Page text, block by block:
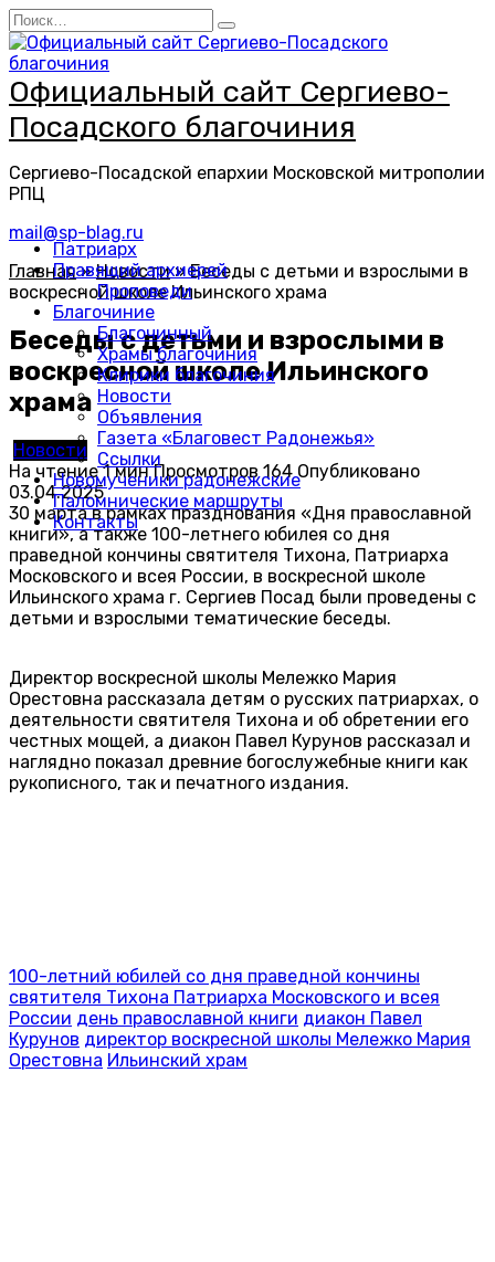
Перейти
к
содержанию
Search
for:
Официальный сайт Сергиево-
Посадского благочиния
Сергиево-Посадской епархии Московской митрополии
РПЦ
mail@sp-blag.ru
Патриарх
Правящий архиерей
Проповеди
Благочиние
Благочинный
Храмы благочиния
Клирики благочиния
Новости
Объявления
Газета «Благовест Радонежья»
Ссылки
Новомученики радонежские
Паломнические маршруты
Контакты
Главная » Новости » Беседы с детьми и взрослыми в
воскресной школе Ильинского храма
Беседы с детьми и взрослыми в
воскресной школе Ильинского
храма
Новости
На чтение1 мин Просмотров 164 Опубликовано
03.04.2025
30 марта в рамках празднования «Дня православной
книги», а также 100-летнего юбилея со дня
праведной кончины святителя Тихона, Патриарха
Московского и всея России, в воскресной школе
Ильинского храма г. Сергиев Посад были проведены с
детьми и взрослыми тематические беседы.
Директор воскресной школы Мележко Мария
Орестовна рассказала детям о русских патриархах, о
деятельности святителя Тихона и об обретении его
честных мощей, а диакон Павел Курунов рассказал и
наглядно показал древние богослужебные книги как
рукописного, так и печатного издания.
100-летний юбилей со дня праведной кончины
святителя Тихона Патриарха Московского и всея
России день православной книги диакон Павел
Курунов директор воскресной школы Мележко Мария
Орестовна Ильинский храм